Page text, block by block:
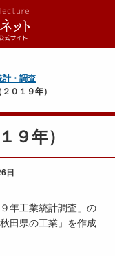
計・調査
０１９年）
９年）
日
年工業統計調査」の
田県の工業」を作成